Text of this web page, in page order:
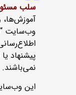
سلب
آموزش‌ها،
وب‌سایت
پیشنهاد
نمی‌باشند.
این